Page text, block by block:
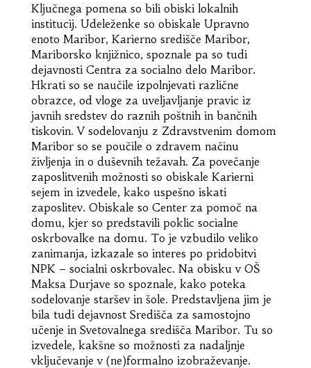
Ključnega pomena so bili obiski lokalnih
institucij. Udeleženke so obiskale Upravno
enoto Maribor, Karierno središče Maribor,
Mariborsko knjižnico, spoznale pa so tudi
dejavnosti Centra za socialno delo Maribor.
Hkrati so se naučile izpolnjevati različne
obrazce, od vloge za uveljavljanje pravic iz
javnih sredstev do raznih poštnih in bančnih
tiskovin. V sodelovanju z Zdravstvenim domom
Maribor so se poučile o zdravem načinu
življenja in o duševnih težavah. Za povečanje
zaposlitvenih možnosti so obiskale Karierni
sejem in izvedele, kako uspešno iskati
zaposlitev. Obiskale so Center za pomoč na
domu, kjer so predstavili poklic socialne
oskrbovalke na domu. To je vzbudilo veliko
zanimanja, izkazale so interes po pridobitvi
NPK – socialni oskrbovalec. Na obisku v OŠ
Maksa Durjave so spoznale, kako poteka
sodelovanje staršev in šole. Predstavljena jim je
bila tudi dejavnost Središča za samostojno
učenje in Svetovalnega središča Maribor. Tu so
izvedele, kakšne so možnosti za nadaljnje
vključevanje v (ne)formalno izobraževanje.